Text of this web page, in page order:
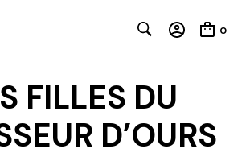
0
FILLES DU
D’OURS